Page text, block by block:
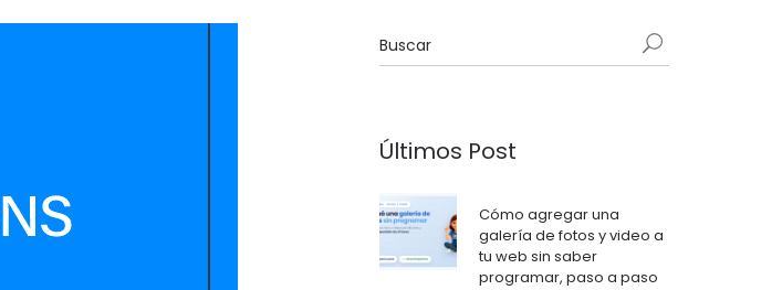
Últimos Post
Cómo agregar una
galería de fotos y video a
tu web sin saber
programar, paso a paso